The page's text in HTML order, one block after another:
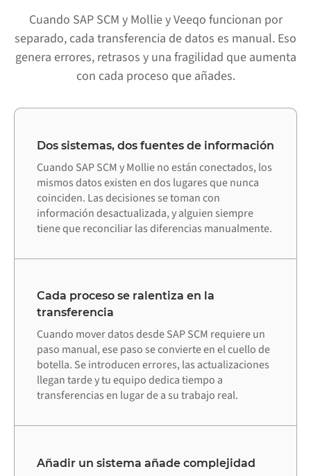
Cuando SAP SCM y Mollie y Veeqo funcionan por
separado, cada transferencia de datos es manual. Eso
genera errores, retrasos y una fragilidad que aumenta
con cada proceso que añades.
Dos sistemas, dos fuentes de información
Cuando SAP SCM y Mollie no están conectados, los
mismos datos existen en dos lugares que nunca
coinciden. Las decisiones se toman con
información desactualizada, y alguien siempre
tiene que reconciliar las diferencias manualmente.
Cada proceso se ralentiza en la
transferencia
Cuando mover datos desde SAP SCM requiere un
paso manual, ese paso se convierte en el cuello de
botella. Se introducen errores, las actualizaciones
llegan tarde y tu equipo dedica tiempo a
transferencias en lugar de a su trabajo real.
Añadir un sistema añade complejidad